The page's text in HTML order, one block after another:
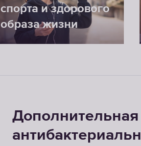
спорта и здорового
образа жизни
Дополнительная